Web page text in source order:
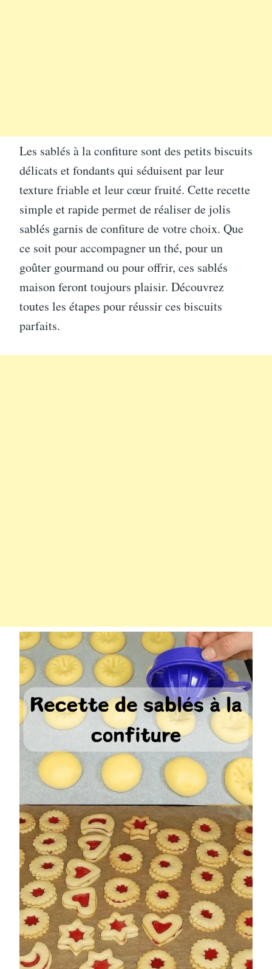
Les sablés à la confiture sont des petits biscuits
délicats et fondants qui séduisent par leur
texture friable et leur cœur fruité. Cette recette
simple et rapide permet de réaliser de jolis
sablés garnis de confiture de votre choix. Que
ce soit pour accompagner un thé, pour un
goûter gourmand ou pour offrir, ces sablés
maison feront toujours plaisir. Découvrez
toutes les étapes pour réussir ces biscuits
parfaits.